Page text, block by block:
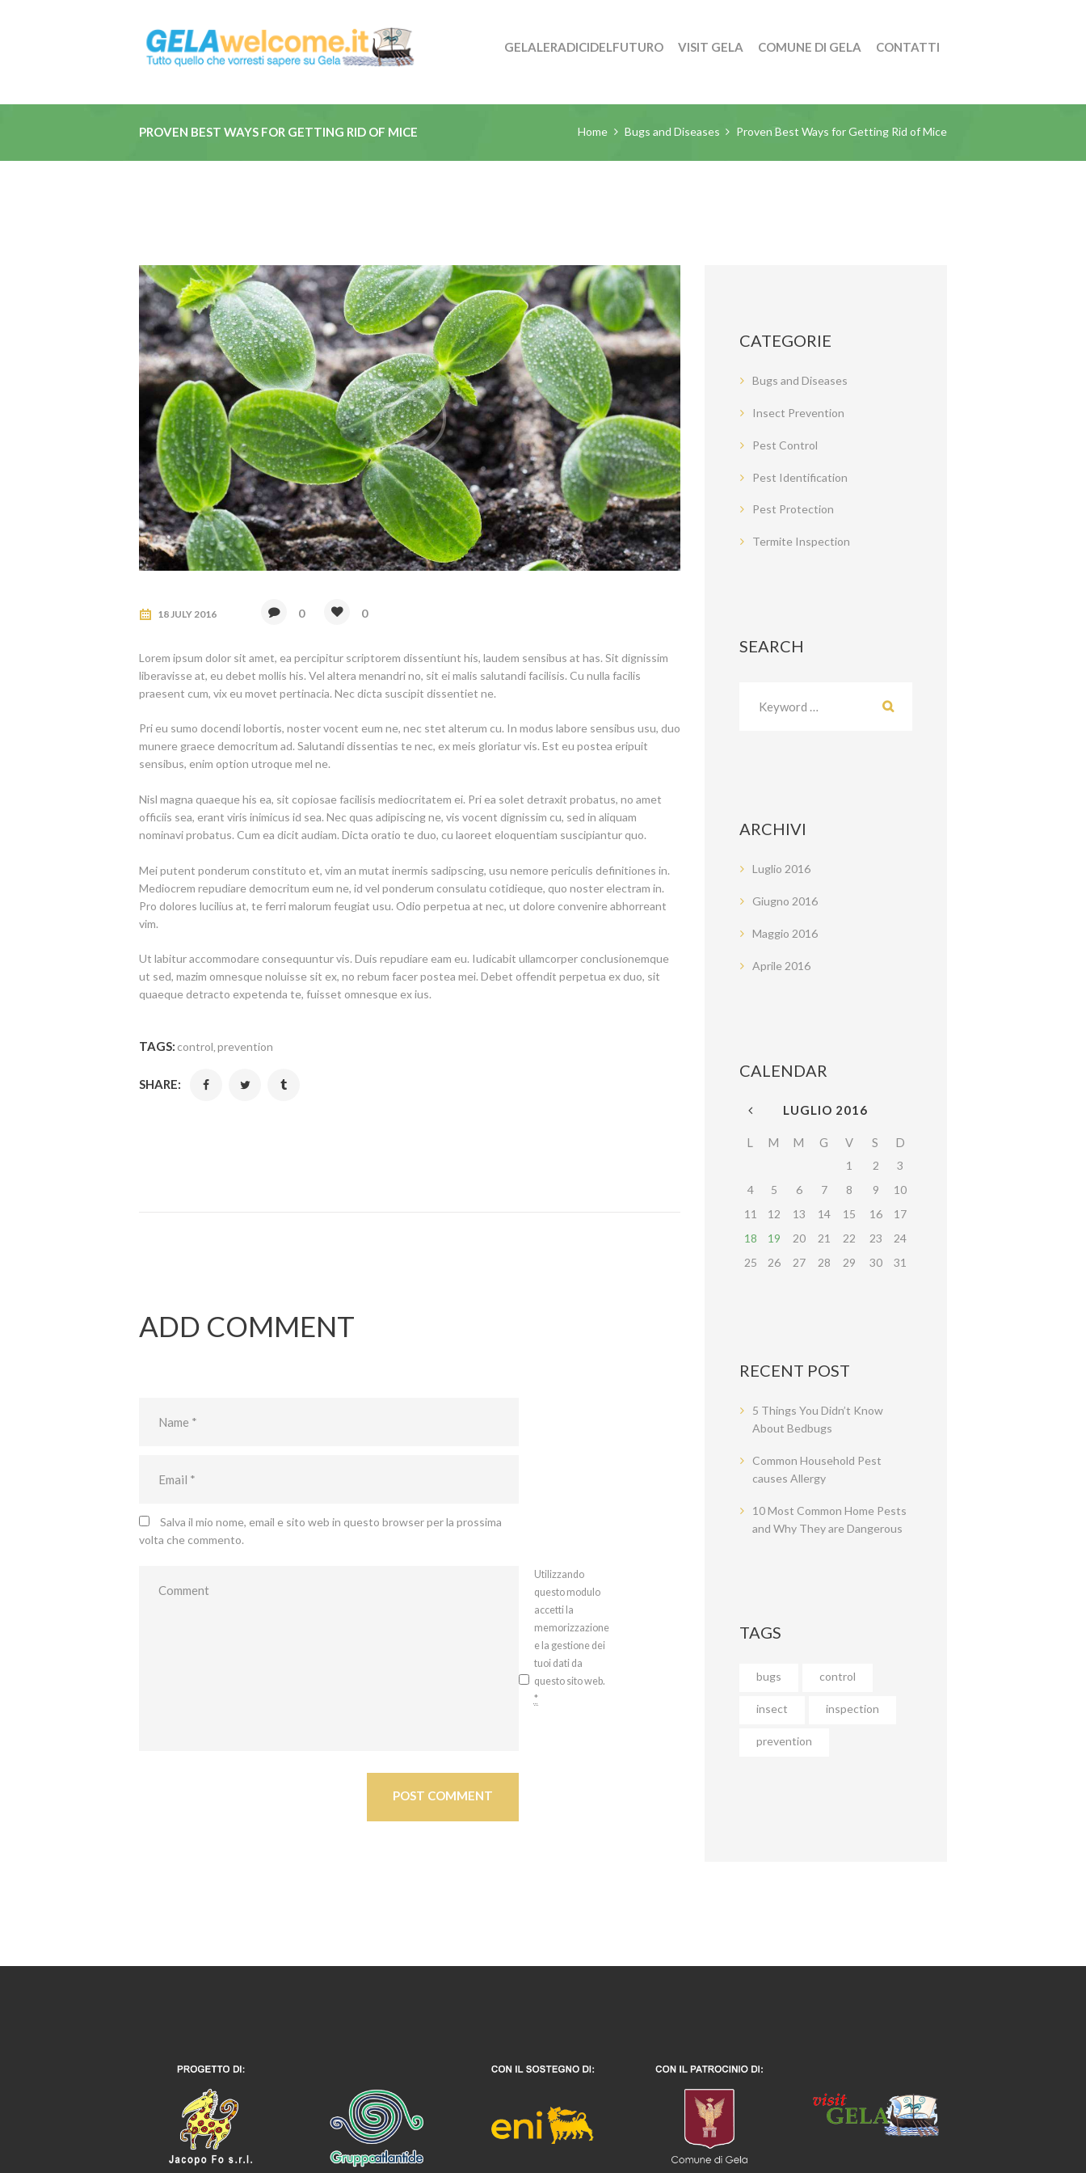
GELALERADICIDELFUTURO VISIT GELA COMUNE DI GELA CONTATTI
PROVEN BEST WAYS FOR GETTING RID OF MICE Home Bugs and Diseases Proven Best Ways for Getting Rid of Mice
18 JULY 2016 0 0
Lorem ipsum dolor sit amet, ea percipitur scriptorem dissentiunt his, laudem sensibus at has. Sit dignissim
liberavisse at, eu debet mollis his. Vel altera menandri no, sit ei malis salutandi facilisis. Cu nulla facilis
praesent cum, vix eu movet pertinacia. Nec dicta suscipit dissentiet ne.
Pri eu sumo docendi lobortis, noster vocent eum ne, nec stet alterum cu. In modus labore sensibus usu, duo
munere graece democritum ad. Salutandi dissentias te nec, ex meis gloriatur vis. Est eu postea eripuit
sensibus, enim option utroque mel ne.
Nisl magna quaeque his ea, sit copiosae facilisis mediocritatem ei. Pri ea solet detraxit probatus, no amet
officiis sea, erant viris inimicus id sea. Nec quas adipiscing ne, vis vocent dignissim cu, sed in aliquam
nominavi probatus. Cum ea dicit audiam. Dicta oratio te duo, cu laoreet eloquentiam suscipiantur quo.
Mei putent ponderum constituto et, vim an mutat inermis sadipscing, usu nemore periculis definitiones in.
Mediocrem repudiare democritum eum ne, id vel ponderum consulatu cotidieque, quo noster electram in.
Pro dolores lucilius at, te ferri malorum feugiat usu. Odio perpetua at nec, ut dolore convenire abhorreant
vim.
Ut labitur accommodare consequuntur vis. Duis repudiare eam eu. Iudicabit ullamcorper conclusionemque
ut sed, mazim omnesque noluisse sit ex, no rebum facer postea mei. Debet offendit perpetua ex duo, sit
quaeque detracto expetenda te, fuisset omnesque ex ius.
TAGS: control prevention
SHARE:
ADD COMMENT
Salva il mio nome, email e sito web in questo browser per la prossima
volta che commento.
Utilizzando
questo modulo
accetti la
memorizzazione
e la gestione dei
tuoi dati da
questo sito web.
*
CATEGORIE
Bugs and Diseases
Insect Prevention
Pest Control
Pest Identification
Pest Protection
Termite Inspection
SEARCH
ARCHIVI
Luglio2016
Giugno 2016
Maggio 2016
Aprile 2016
CALENDAR
LUGLIO 2016
L M M G V S D
1 2
3
4
5 6 7 8 9
10
11
12 13 14 15 16
17
18
19 20 21 22 23
24
25
26 27 28 29 30 31
RECENT POST
5 Things You Didn’t Know
About Bedbugs
Common Household Pest
causes Allergy
10 Most Common Home Pests
and Why They are Dangerous
TAGS
bugs control
insect inspection
prevention